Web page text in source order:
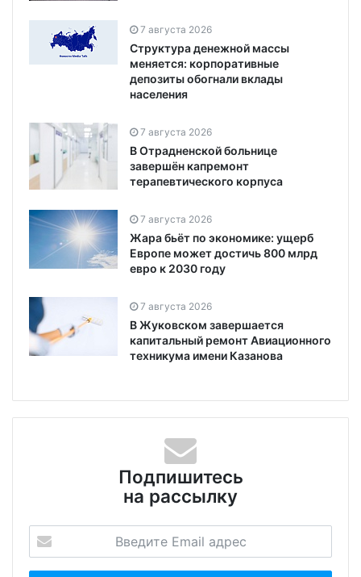
7 августа 2026
Структура денежной массы
меняется: корпоративные
депозиты обогнали вклады
населения
7 августа 2026
В Отрадненской больнице
завершён капремонт
терапевтического корпуса
7 августа 2026
Жара бьёт по экономике: ущерб
Европе может достичь 800 млрд
евро к 2030 году
7 августа 2026
В Жуковском завершается
капитальный ремонт Авиационного
техникума имени Казанова
Подпишитесь
на рассылку